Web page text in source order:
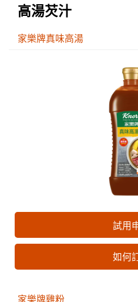
高湯芡汁
家樂牌真味高湯
試用
如何
家樂牌雞粉